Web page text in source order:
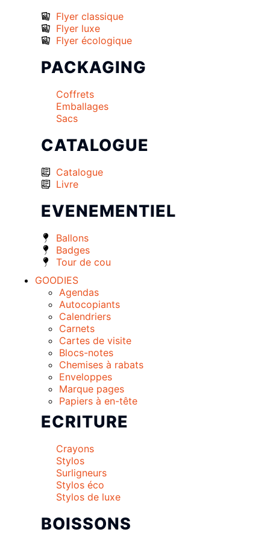
Flyer classique
Flyer luxe
Flyer écologique
PACKAGING
Coffrets
Emballages
Sacs
CATALOGUE
Catalogue
Livre
EVENEMENTIEL
Ballons
Badges
Tour de cou
GOODIES
Agendas
Autocopiants
Calendriers
Carnets
Cartes de visite
Blocs-notes
Chemises à rabats
Enveloppes
Marque pages
Papiers à en-tête
ECRITURE
Crayons
Stylos
Surligneurs
Stylos éco
Stylos de luxe
BOISSONS